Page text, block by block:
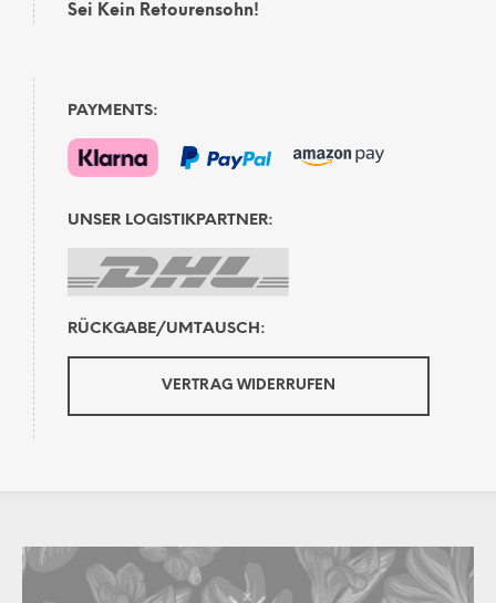
Sei Kein Retourensohn!
PAYMENTS:
UNSER LOGISTIKPARTNER:
RÜCKGABE/UMTAUSCH:
VERTRAG WIDERRUFEN